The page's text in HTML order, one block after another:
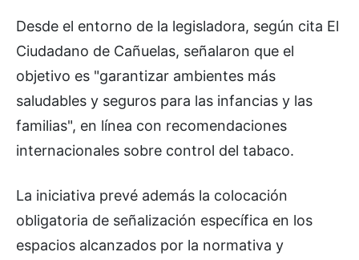
Desde el entorno de la legisladora, según cita El
Ciudadano de Cañuelas, señalaron que el
objetivo es "garantizar ambientes más
saludables y seguros para las infancias y las
familias", en línea con recomendaciones
internacionales sobre control del tabaco.
La iniciativa prevé además la colocación
obligatoria de señalización específica en los
espacios alcanzados por la normativa y